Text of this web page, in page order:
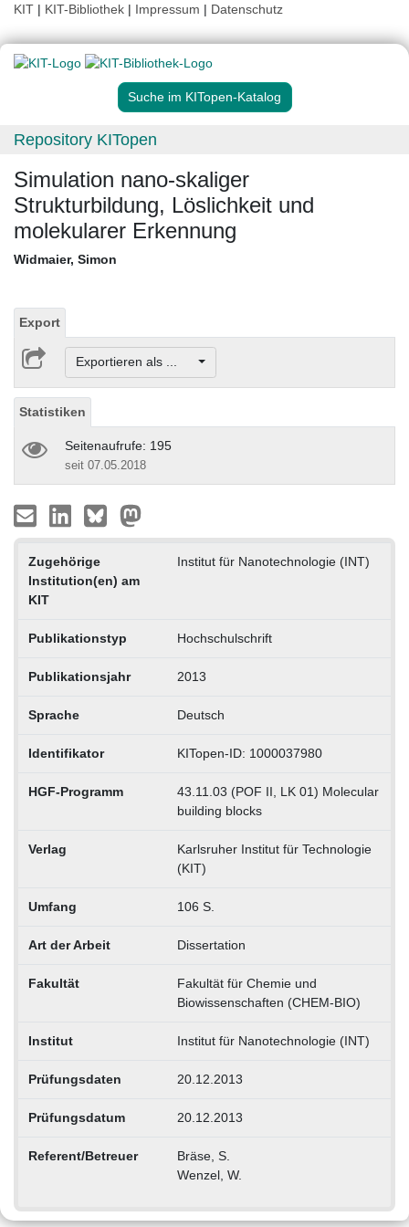
KIT | KIT-Bibliothek | Impressum | Datenschutz
Suche im KITopen-Katalog
Repository KITopen
Simulation nano-skaliger
Strukturbildung, Löslichkeit und
molekularer Erkennung
Widmaier, Simon
Export
Exportieren als ...
Statistiken
Seitenaufrufe: 195
seit 07.05.2018
Zugehörige
Institution(en) am
KIT
Institut für Nanotechnologie (INT)
Publikationstyp Hochschulschrift
Publikationsjahr 2013
Sprache Deutsch
Identifikator KITopen-ID: 1000037980
HGF-Programm
43.11.03 (POF II, LK 01) Molecular
building blocks
Verlag
Karlsruher Institut für Technologie
(KIT)
Umfang 106 S.
Art der Arbeit Dissertation
Fakultät
Fakultät für Chemie und
Biowissenschaften (CHEM-BIO)
Institut Institut für Nanotechnologie (INT)
Prüfungsdaten 20.12.2013
Prüfungsdatum 20.12.2013
Referent/Betreuer
Bräse, S.
Wenzel, W.